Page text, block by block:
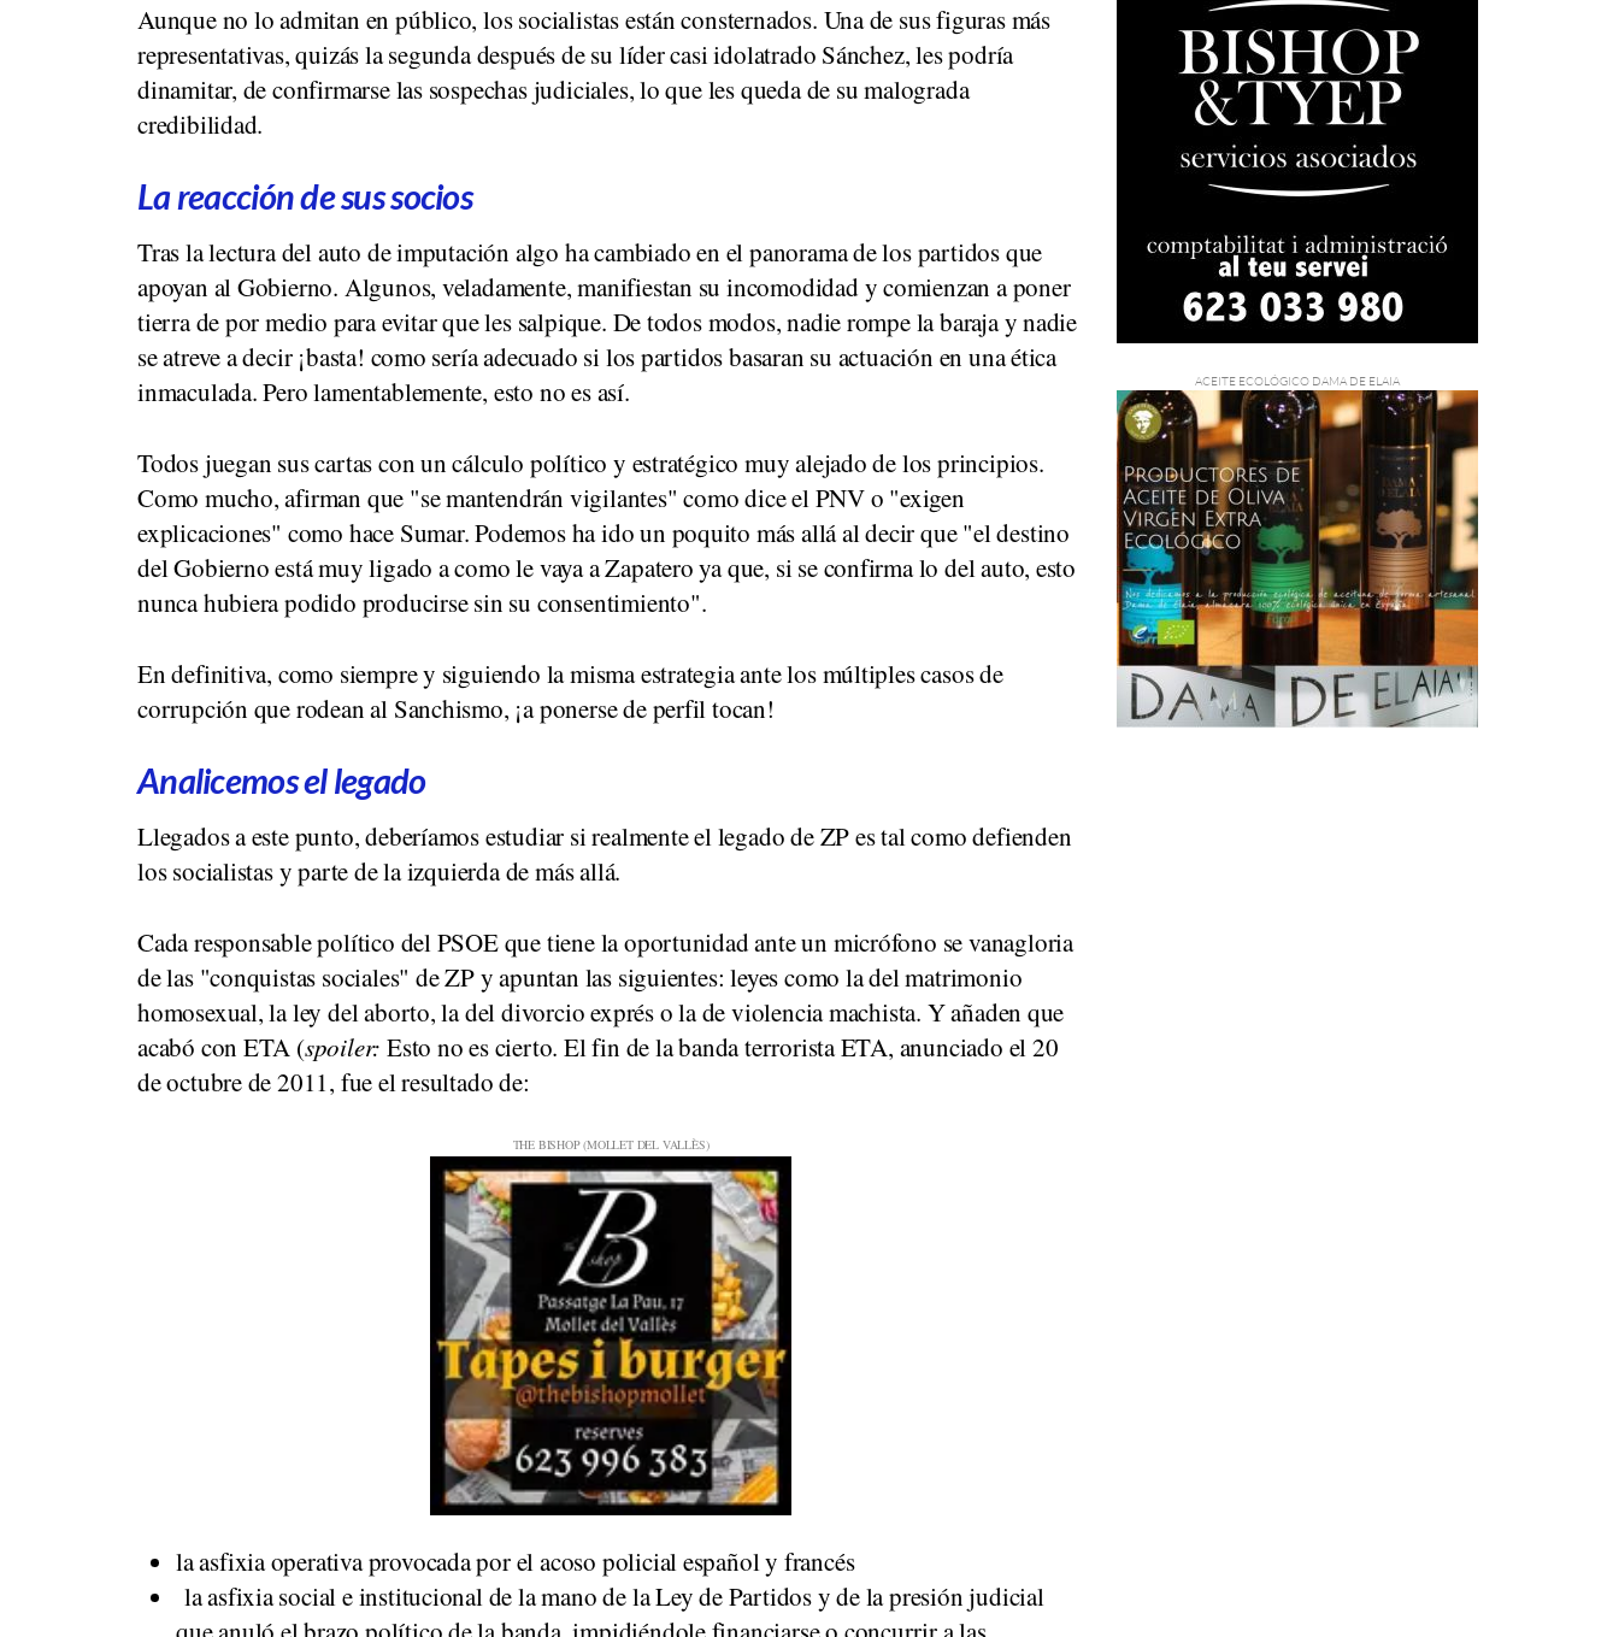
Aunque no lo admitan en público, los socialistas están consternados. Una de sus figuras más
representativas, quizás la segunda después de su líder casi idolatrado Sánchez, les podría
dinamitar, de confirmarse las sospechas judiciales, lo que les queda de su malograda
credibilidad.
La reacción de sus socios
Tras la lectura del auto de imputación algo ha cambiado en el panorama de los partidos que
apoyan al Gobierno. Algunos, veladamente, manifiestan su incomodidad y comienzan a poner
tierra de por medio para evitar que les salpique. De todos modos, nadie rompe la baraja y nadie
se atreve a decir ¡basta! como sería adecuado si los partidos basaran su actuación en una ética
inmaculada. Pero lamentablemente, esto no es así.
Todos juegan sus cartas con un cálculo político y estratégico muy alejado de los principios.
Como mucho, afirman que "se mantendrán vigilantes" como dice el PNV o "exigen
explicaciones" como hace Sumar. Podemos ha ido un poquito más allá al decir que "el destino
del Gobierno está muy ligado a como le vaya a Zapatero ya que, si se confirma lo del auto, esto
nunca hubiera podido producirse sin su consentimiento".
En definitiva, como siempre y siguiendo la misma estrategia ante los múltiples casos de
corrupción que rodean al Sanchismo, ¡a ponerse de perfil tocan!
Analicemos el legado
Llegados a este punto, deberíamos estudiar si realmente el legado de ZP es tal como defienden
los socialistas y parte de la izquierda de más allá.
Cada responsable político del PSOE que tiene la oportunidad ante un micrófono se vanagloria
de las "conquistas sociales" de ZP y apuntan las siguientes: leyes como la del matrimonio
homosexual, la ley del aborto, la del divorcio exprés o la de violencia machista. Y añaden que
acabó con ETA (spoiler: Esto no es cierto. El fin de la banda terrorista ETA, anunciado el 20
de octubre de 2011, fue el resultado de:
la asfixia operativa provocada por el acoso policial español y francés
la asfixia social e institucional de la mano de la Ley de Partidos y de la presión judicial